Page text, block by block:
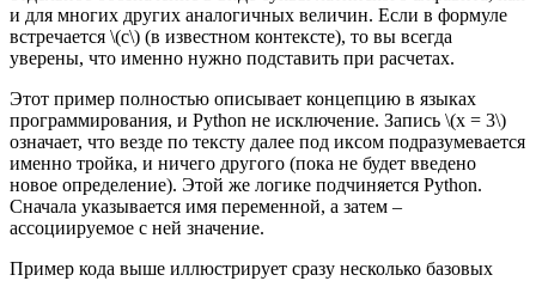
и для многих других аналогичных величин. Если в формуле
встречается \(c\) (в известном контексте), то вы всегда
уверены, что именно нужно подставить при расчетах.
Этот пример полностью описывает концепцию в языках
программирования, и Python не исключение. Запись \(x = 3\)
означает, что везде по тексту далее под иксом подразумевается
именно тройка, и ничего другого (пока не будет введено
новое определение). Этой же логике подчиняется Python.
Сначала указывается имя переменной, а затем –
ассоциируемое с ней значение.
Пример кода выше иллюстрирует сразу несколько базовых